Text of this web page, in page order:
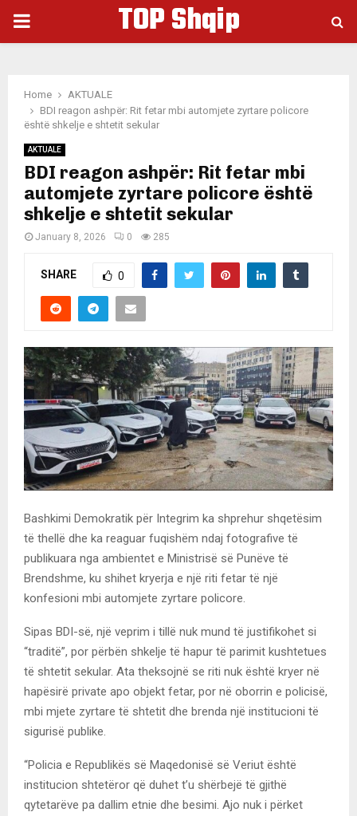
PRIMARY
TOP Shqip
Home
AKTUALE
BDI reagon ashpër: Rit fetar mbi automjete zyrtare policore
është shkelje e shtetit sekular
AKTUALE
BDI reagon ashpër: Rit fetar mbi
automjete zyrtare policore është
shkelje e shtetit sekular
January 8, 2026 0 285
SHARE 0
Bashkimi Demokratik për Integrim ka shprehur shqetësim
të thellë dhe ka reaguar fuqishëm ndaj fotografive të
publikuara nga ambientet e Ministrisë së Punëve të
Brendshme, ku shihet kryerja e një riti fetar të një
konfesioni mbi automjete zyrtare policore.
Sipas BDI-së, një veprim i tillë nuk mund të justifikohet si
“traditë”, por përbën shkelje të hapur të parimit kushtetues
të shtetit sekular. Ata theksojnë se riti nuk është kryer në
hapësirë private apo objekt fetar, por në oborrin e policisë,
mbi mjete zyrtare të shtetit dhe brenda një institucioni të
sigurisë publike.
“Policia e Republikës së Maqedonisë së Veriut është
institucion shtetëror që duhet t’u shërbejë të gjithë
qytetarëve pa dallim etnie dhe besimi. Ajo nuk i përket